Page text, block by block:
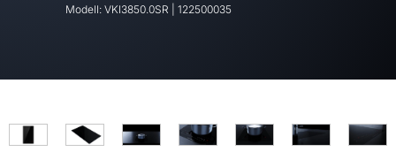
Modell: VKI3850.0SR 122500035